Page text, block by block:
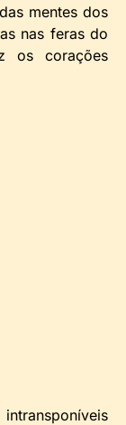
mentes dos
nas feras do
os corações